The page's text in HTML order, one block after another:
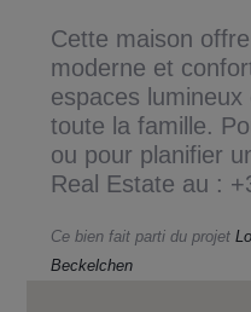
Cette maison
moderne et
espaces
toute la famille.
ou pour planifier
Real Estate au :
Ce bien fait parti du projet
Beckelchen